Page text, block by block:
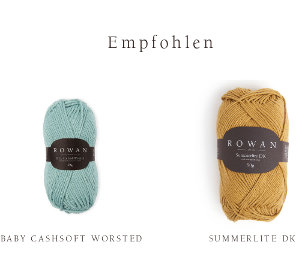
Empfohlen
BABY CASHSOFT WORSTED SUMMERLITE DK